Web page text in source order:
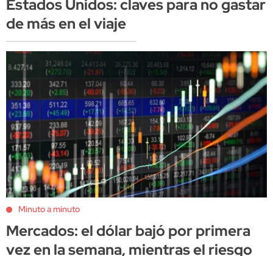
Estados Unidos: claves para no gastar
de más en el viaje
Minuto a minuto
Mercados: el dólar bajó por primera
vez en la semana, mientras el riesgo